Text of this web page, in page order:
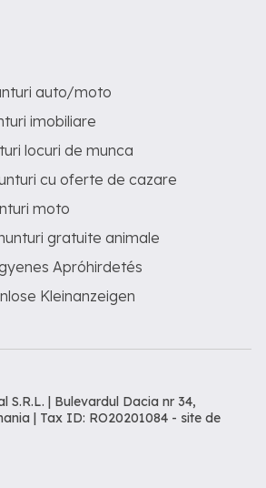
auto/moto
imobiliare
locuri de munca
cu oferte de cazare
moto
gratuite animale
Apróhirdetés
Kleinanzeigen
S.R.L. | Bulevardul Dacia nr 34,
| Tax ID: RO20201084 - site de